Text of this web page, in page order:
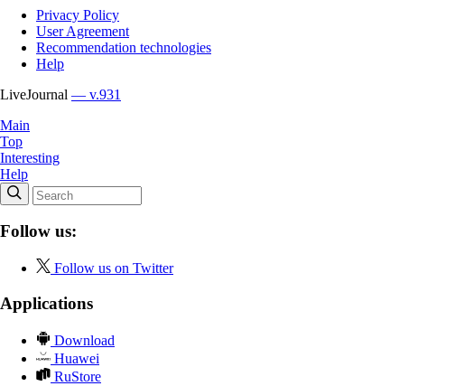
Privacy Policy
User Agreement
Recommendation technologies
Help
LiveJournal — v.931
Main
Top
Interesting
Help
Follow us:
Follow us on Twitter
Applications
Download
Huawei
RuStore